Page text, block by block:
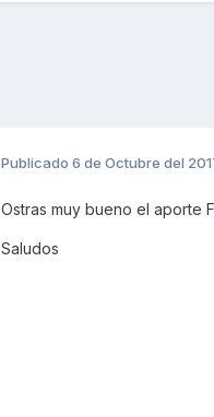
Publicado 6 de Octubre del
Ostras muy bueno el aporte
Saludos